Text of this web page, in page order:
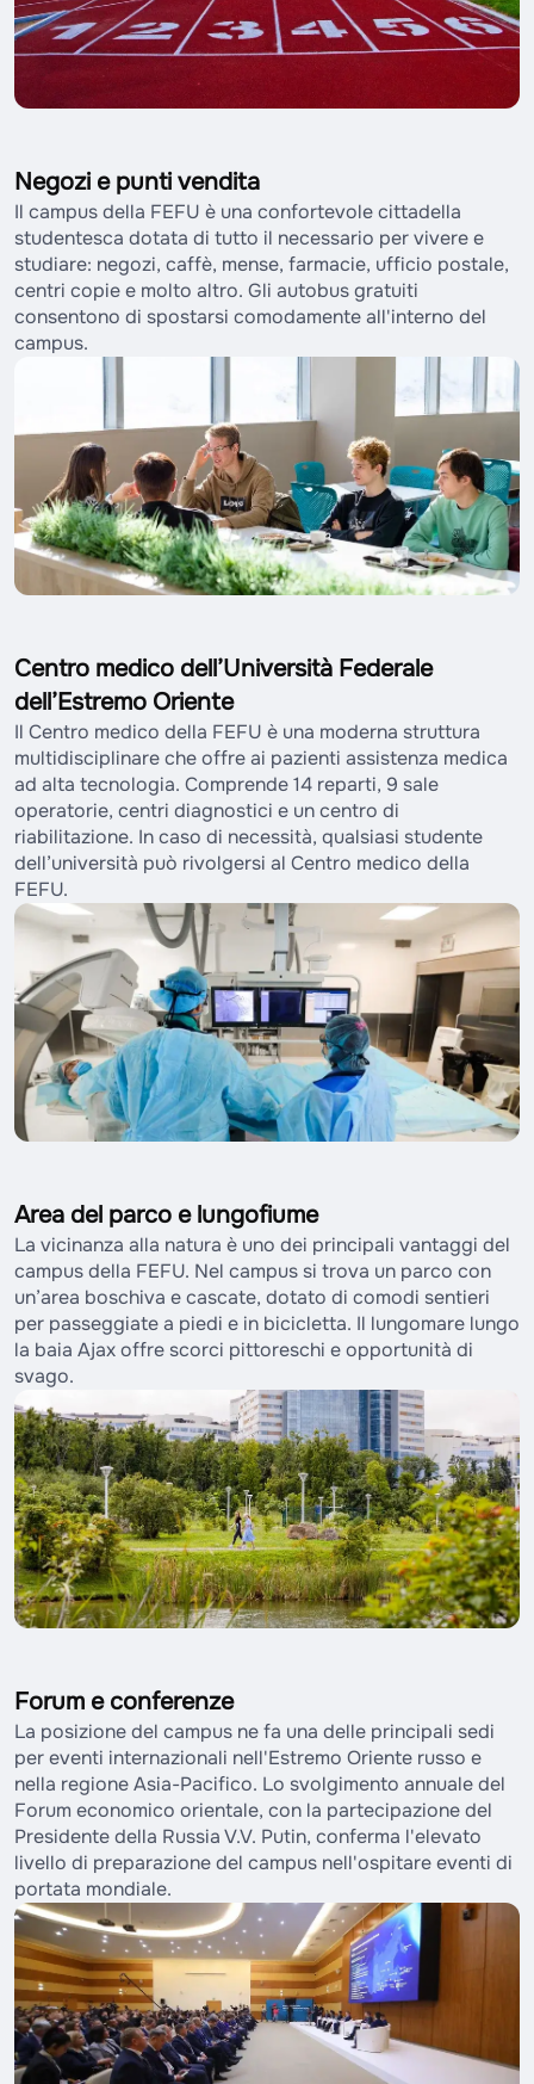
Negozi e punti vendita
Il campus della FEFU è una confortevole cittadella
studentesca dotata di tutto il necessario per vivere e
studiare: negozi, caffè, mense, farmacie, ufficio postale,
centri copie e molto altro. Gli autobus gratuiti
consentono di spostarsi comodamente all'interno del
campus.
Centro medico dell’Università Federale
dell’Estremo Oriente
Il Centro medico della FEFU è una moderna struttura
multidisciplinare che offre ai pazienti assistenza medica
ad alta tecnologia. Comprende 14 reparti, 9 sale
operatorie, centri diagnostici e un centro di
riabilitazione. In caso di necessità, qualsiasi studente
dell’università può rivolgersi al Centro medico della
FEFU.
Area del parco e lungofiume
La vicinanza alla natura è uno dei principali vantaggi del
campus della FEFU. Nel campus si trova un parco con
un’area boschiva e cascate, dotato di comodi sentieri
per passeggiate a piedi e in bicicletta. Il lungomare lungo
la baia Ajax offre scorci pittoreschi e opportunità di
svago.
Forum e conferenze
La posizione del campus ne fa una delle principali sedi
per eventi internazionali nell'Estremo Oriente russo e
nella regione Asia-Pacifico. Lo svolgimento annuale del
Forum economico orientale, con la partecipazione del
Presidente della Russia V.V. Putin, conferma l'elevato
livello di preparazione del campus nell'ospitare eventi di
portata mondiale.